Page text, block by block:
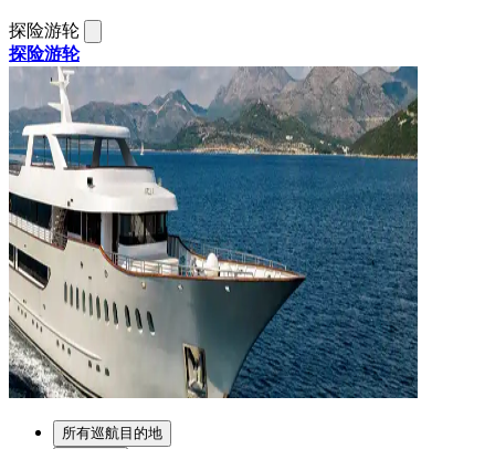
探险游轮
探险游轮
所有巡航目的地